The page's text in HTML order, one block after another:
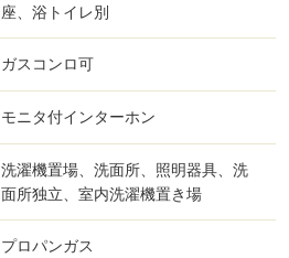
座、浴トイレ別
ガスコンロ可
モニタ付インターホン
洗濯機置場、洗面所、照明器具、洗
面所独立、室内洗濯機置き場
プロパンガス